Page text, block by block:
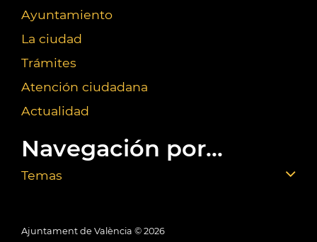
Ayuntamiento
La ciudad
Trámites
Atención ciudadana
Actualidad
Navegación por...
Temas
Ajuntament de València © 2026